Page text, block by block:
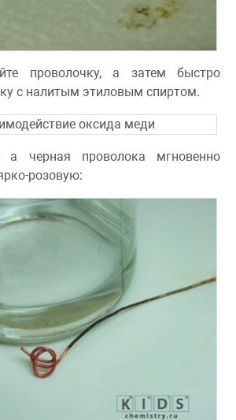
проволочку, а затем быстро
с налитым этиловым спиртом.
а черная проволока мгновенно
розовую: